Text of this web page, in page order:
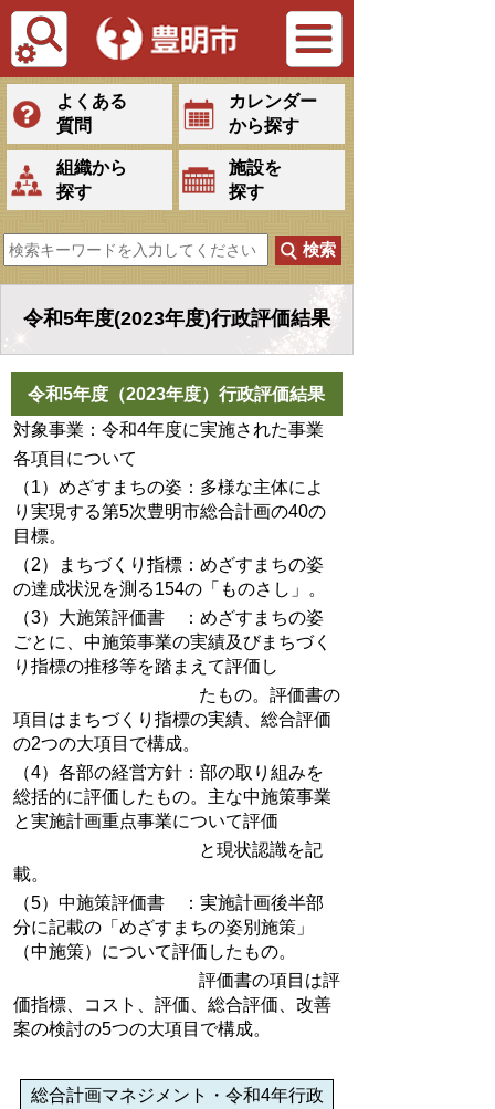
Tiếng Việt
よくある
質問
カレンダー
から探す
組織から
探す
施設を
探す
令和5年度(2023年度)行政評価結果
令和5年度（2023年度）行政評価結果
対象事業：令和4年度に実施された事業
各項目について
（1）めざすまちの姿：多様な主体によ
り実現する第5次豊明市総合計画の40の
目標。
（2）まちづくり指標：めざすまちの姿
の達成状況を測る154の「ものさし」。
（3）大施策評価書 ：めざすまちの姿
ごとに、中施策事業の実績及びまちづく
り指標の推移等を踏まえて評価し
たもの。評価書の
項目はまちづくり指標の実績、総合評価
の2つの大項目で構成。
（4）各部の経営方針：部の取り組みを
総括的に評価したもの。主な中施策事業
と実施計画重点事業について評価
と現状認識を記
載。
（5）中施策評価書 ：実施計画後半部
分に記載の「めざすまちの姿別施策」
（中施策）について評価したもの。
評価書の項目は評
価指標、コスト、評価、総合評価、改善
案の検討の5つの大項目で構成。
総合計画マネジメント・令和4年行政